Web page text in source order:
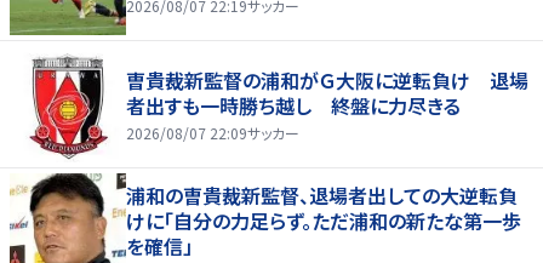
2026/08/07 22:19サッカー
曺貴裁新監督の浦和がＧ大阪に逆転負け 退場
者出すも一時勝ち越し 終盤に力尽きる
2026/08/07 22:09サッカー
浦和の曺貴裁新監督、退場者出しての大逆転負
けに「自分の力足らず。ただ浦和の新たな第一歩
を確信」